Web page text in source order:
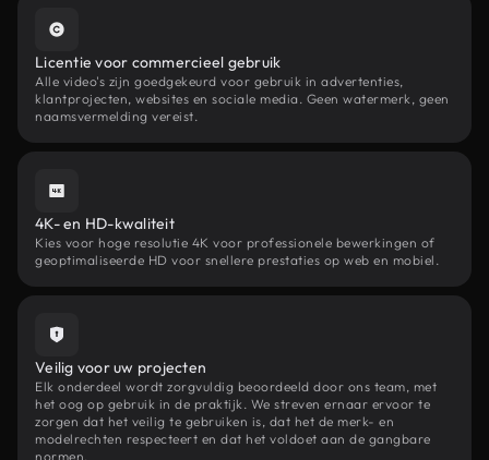
Licentie voor commercieel gebruik
Alle video's zijn goedgekeurd voor gebruik in advertenties,
klantprojecten, websites en sociale media. Geen watermerk, geen
naamsvermelding vereist.
4K- en HD-kwaliteit
Kies voor hoge resolutie 4K voor professionele bewerkingen of
geoptimaliseerde HD voor snellere prestaties op web en mobiel.
Veilig voor uw projecten
Elk onderdeel wordt zorgvuldig beoordeeld door ons team, met
het oog op gebruik in de praktijk. We streven ernaar ervoor te
zorgen dat het veilig te gebruiken is, dat het de merk- en
modelrechten respecteert en dat het voldoet aan de gangbare
normen.